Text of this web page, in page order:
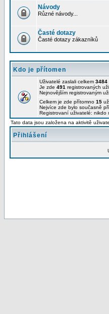
Návody
Různé návody...
Časté dotazy
Časté dotazy zákazníků
Kdo je přítomen
Uživatelé zaslali celkem 3484
Je zde 491 registrovaných
Nejnovějším registrovaným
Celkem je zde přítomno 15
Nejvíce zde bylo současně
Registrovaní uživatelé: nikdo
Tato data jsou založena na aktivitě
Přihlášení